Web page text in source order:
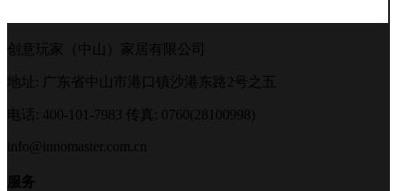
创意玩家（中山）家居有限公司
地址: 广东省中山市港口镇沙港东路2号之五
电话: 400-101-7983 传真: 0760(28100998)
info@innomaster.com.cn
服务